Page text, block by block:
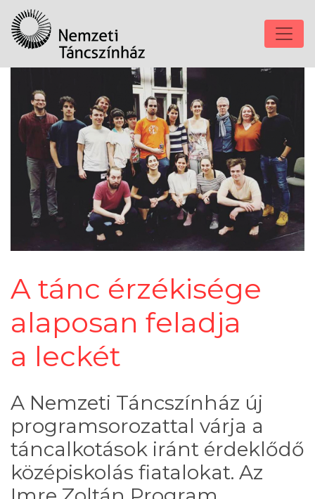
A tánc érzékisége
alaposan feladja
a leckét
A Nemzeti Táncszínház új
programsorozattal várja a
táncalkotások iránt érdeklődő
középiskolás fiatalokat. Az